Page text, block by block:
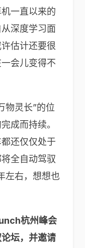
一直以来的
深度学习面
估计还要很
会儿变得不
物灵长”的位
成而持续。
还仅仅处于
全自动驾驭
左右，想想也
杭州峰会
论坛，并邀请